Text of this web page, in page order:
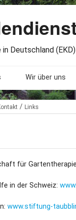
Deutschland (EKD)
Termine
Wir über uns
Leitlinien
Geschichte
/ Links
für
in der Schweiz:
www.stiftung-